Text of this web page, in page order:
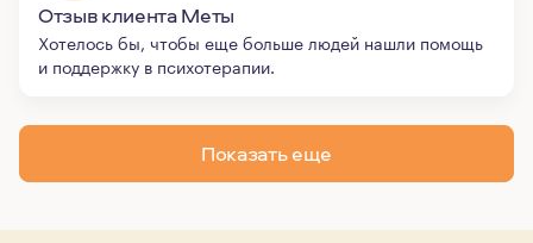
Отзыв клиента Меты
Хотелось бы, чтобы еще больше людей нашли помощь
и поддержку в психотерапии.
Показать еще